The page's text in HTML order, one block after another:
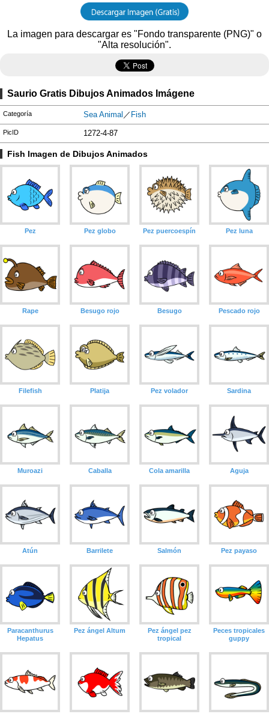
La imagen para descargar es "Fondo transparente (PNG)" o
"Alta resolución".
Saurio Gratis Dibujos Animados Imágene
Categoría Sea Animal ／ Fish
PicID 1272-4-87
Fish Imagen de Dibujos Animados
Pez Pez globo Pez puercoespín Pez luna
Rape Besugo rojo Besugo Pescado rojo
Filefish Platija Pez volador Sardina
Muroazi Caballa Cola amarilla Aguja
Atún Barrilete Salmón Pez payaso
Paracanthurus
Hepatus
Pez ángel Altum
Pez ángel pez
tropical
Peces tropicales
guppy